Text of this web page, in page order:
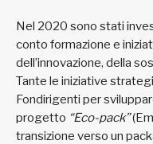
Nel 2020 sono stati
conto formazione e
dell’innovazione, della
Tante le iniziative
Fondirigenti per
progetto “Eco-pack”
transizione verso un